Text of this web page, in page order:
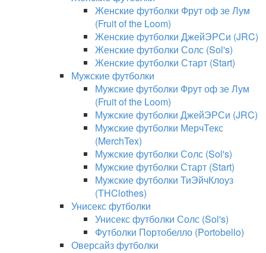
Женские футболки Фрут оф зе Лум
(Fruit of the Loom)
Женские футболки ДжейЭРСи (JRC)
Женские футболки Солс (Sol's)
Женские футболки Старт (Start)
Мужские футболки
Мужские футболки Фрут оф зе Лум
(Fruit of the Loom)
Мужские футболки ДжейЭРСи (JRC)
Мужские футболки МерчТекс
(MerchTex)
Мужские футболки Солс (Sol's)
Мужские футболки Старт (Start)
Мужские футболки ТиЭйчКлоуз
(THClothes)
Унисекс футболки
Унисекс футболки Солс (Sol's)
Футболки Портобелло (Portobello)
Оверсайз футболки